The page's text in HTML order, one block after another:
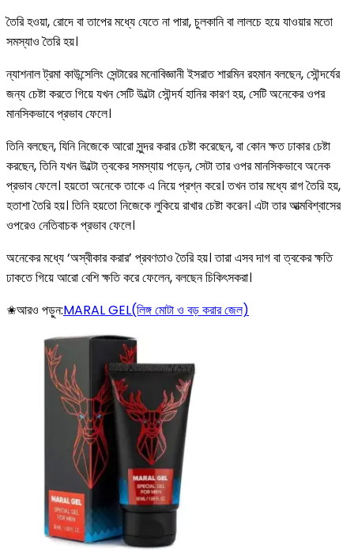
তৈরি হওয়া, রোদে বা তাপের মধ্যে যেতে না পারা, চুলকানি বা লালচে হয়ে যাওয়ার মতো
সমস্যাও তৈরি হয়।
ন্যাশনাল ট্রমা কাউন্সেলিং সেন্টারের মনোবিজ্ঞানী ইসরাত শারমিন রহমান বলছেন, সৌন্দর্যের
জন্য চেষ্টা করতে গিয়ে যখন সেটি উল্টো সৌন্দর্য হানির কারণ হয়, সেটি অনেকের ওপর
মানসিকভাবে প্রভাব ফেলে।
তিনি বলছেন, যিনি নিজেকে আরো সুন্দর করার চেষ্টা করেছেন, বা কোন ক্ষত ঢাকার চেষ্টা
করছেন, তিনি যখন উল্টো ত্বকের সমস্যায় পড়েন, সেটা তার ওপর মানসিকভাবে অনেক
প্রভাব ফেলে। হয়তো অনেকে তাকে এ নিয়ে প্রশ্ন করে। তখন তার মধ্যে রাগ তৈরি হয়,
হতাশা তৈরি হয়। তিনি হয়তো নিজেকে লুকিয়ে রাখার চেষ্টা করেন। এটা তার আত্মবিশ্বাসের
ওপরেও নেতিবাচক প্রভাব ফেলে।
অনেকের মধ্যে ‘অস্বীকার করার’ প্রবণতাও তৈরি হয়। তারা এসব দাগ বা ত্বকের ক্ষতি
ঢাকতে গিয়ে আরো বেশি ক্ষতি করে ফেলেন, বলছেন চিকিৎসকরা।
✬আরও পড়ুন:MARAL GEL(লিঙ্গ মোটা ও বড় করার জেল)